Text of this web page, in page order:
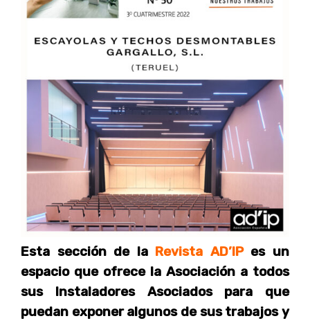
Esta sección de la Revista AD’IPes un
espacio que ofrece la Asociación a todos
sus Instaladores Asociados para que
puedan exponer algunos de sus trabajos y